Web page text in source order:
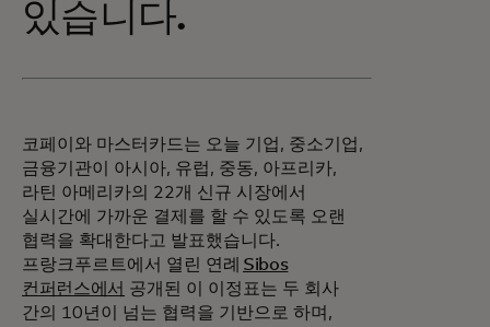
있습니다.
코페이와 마스터카드는 오늘 기업, 중소기업,
금융기관이 아시아, 유럽, 중동, 아프리카,
라틴 아메리카의 22개 신규 시장에서
실시간에 가까운 결제를 할 수 있도록 오랜
협력을 확대한다고 발표했습니다.
프랑크푸르트에서 열린 연례 Sibos
컨퍼런스에서 공개된 이 이정표는 두 회사
간의 10년이 넘는 협력을 기반으로 하며,